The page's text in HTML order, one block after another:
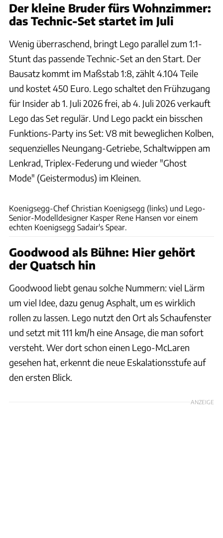
Der kleine Bruder fürs Wohnzimmer:
das Technic-Set startet im Juli
Wenig überraschend, bringt Lego parallel zum 1:1-
Stunt das passende Technic-Set an den Start. Der
Bausatz kommt im Maßstab 1:8, zählt 4.104 Teile
und kostet 450 Euro. Lego schaltet den Frühzugang
für Insider ab 1. Juli 2026 frei, ab 4. Juli 2026 verkauft
Lego das Set regulär. Und Lego packt ein bisschen
Funktions-Party ins Set: V8 mit beweglichen Kolben,
sequenzielles Neungang-Getriebe, Schaltwippen am
Lenkrad, Triplex-Federung und wieder "Ghost
Mode" (Geistermodus) im Kleinen.
Koenigsegg-Chef Christian Koenigsegg (links) und Lego-
Senior-Modelldesigner Kasper Rene Hansen vor einem
echten Koenigsegg Sadair's Spear.
Goodwood als Bühne: Hier gehört
der Quatsch hin
Goodwood liebt genau solche Nummern: viel Lärm
um viel Idee, dazu genug Asphalt, um es wirklich
rollen zu lassen. Lego nutzt den Ort als Schaufenster
und setzt mit 111 km/h eine Ansage, die man sofort
versteht. Wer dort schon einen Lego-McLaren
gesehen hat, erkennt die neue Eskalationsstufe auf
den ersten Blick.
ANZEIGE